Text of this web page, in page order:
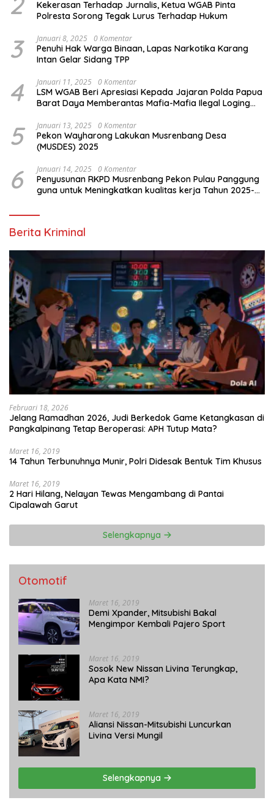
Kekerasan Terhadap Jurnalis, Ketua WGAB Pinta
Polresta Sorong Tegak Lurus Terhadap Hukum
3 Januari 8, 2025 0 Komentar
Penuhi Hak Warga Binaan, Lapas Narkotika Karang
Intan Gelar Sidang TPP
4 Januari 11, 2025 0 Komentar
LSM WGAB Beri Apresiasi Kepada Jajaran Polda Papua
Barat Daya Memberantas Mafia-Mafia Ilegal Loging
5 Januari 13, 2025 0 Komentar
Pekon Wayharong Lakukan Musrenbang Desa
(MUSDES) 2025
6 Januari 14, 2025 0 Komentar
Penyusunan RKPD Musrenbang Pekon Pulau Panggung
guna untuk Meningkatkan kualitas kerja Tahun 2025-
Berita Kriminal
Februari 18, 2026
Jelang Ramadhan 2026, Judi Berkedok Game Ketangkasan di
Pangkalpinang Tetap Beroperasi: APH Tutup Mata?
Maret 16, 2019
14 Tahun Terbunuhnya Munir, Polri Didesak Bentuk Tim Khusus
Maret 16, 2019
2 Hari Hilang, Nelayan Tewas Mengambang di Pantai
Cipalawah Garut
Selengkapnya
Otomotif
Maret 16, 2019
Demi Xpander, Mitsubishi Bakal
Mengimpor Kembali Pajero Sport
Maret 16, 2019
Sosok New Nissan Livina Terungkap,
Apa Kata NMI?
Maret 16, 2019
Aliansi Nissan-Mitsubishi Luncurkan
Livina Versi Mungil
Selengkapnya